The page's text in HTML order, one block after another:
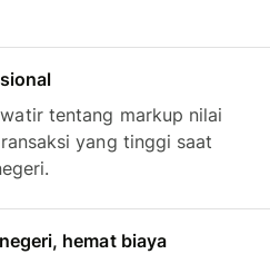
tentang markup nilai
yang tinggi saat
hemat biaya